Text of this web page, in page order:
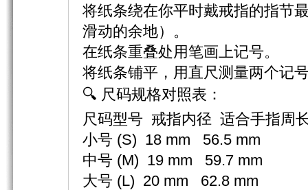
将纸条绕在你平时戴戒指的指节
滑动的余地）。
在纸条重叠处用笔画上记号。
将纸条铺平，用直尺测量两个记
🔍 尺码规格对照表：
尺码型号 戒指内径 适合手指周
小号 (S) 18 mm 56.5 mm
中号 (M) 19 mm 59.7 mm
大号 (L) 20 mm 62.8 mm